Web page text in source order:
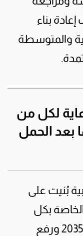
بناء
والمتوسطة
لكل من
بعد الحمل
بُنيت على
الخاصة بكل
قطاع دعما لتحقيق رؤية كويت 2035 ورفع